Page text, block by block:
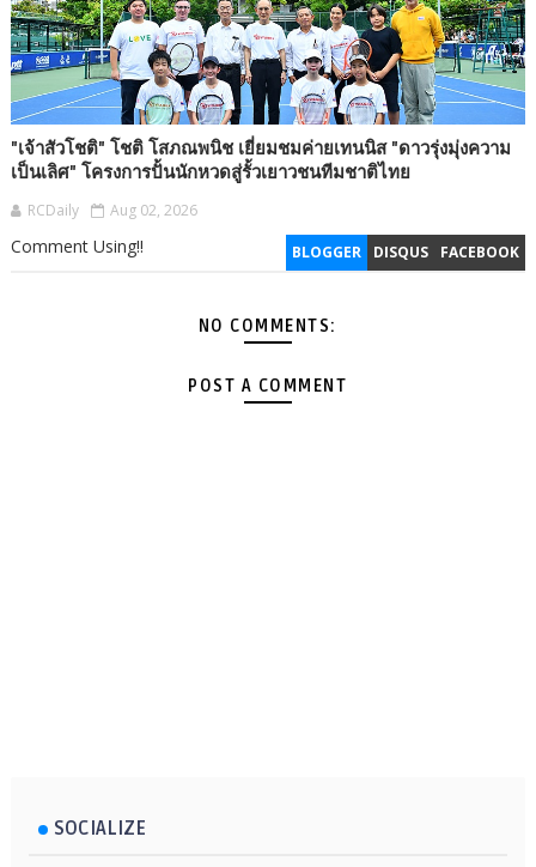
"เจ้าสัวโชติ" โชติ โสภณพนิช เยี่ยมชมค่ายเทนนิส "ดาวรุ่งมุ่งความ
เป็นเลิศ" โครงการปั้นนักหวดสู่รั้วเยาวชนทีมชาติไทย
RCDaily Aug 02, 2026
BLOGGER DISQUS FACEBOOK
Comment Using!!
NO COMMENTS:
POST A COMMENT
SOCIALIZE